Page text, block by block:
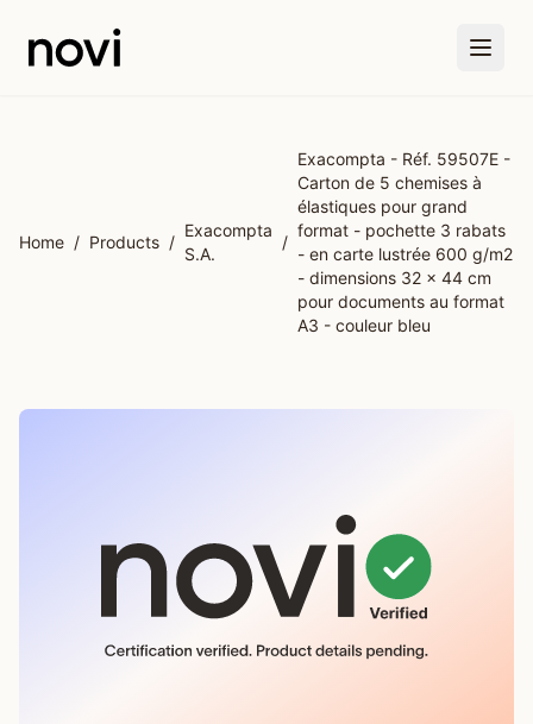
Home / Products /
Exacompta
S.A.
/
Exacompta - Réf. 59507E -
Carton de 5 chemises à
élastiques pour grand
format - pochette 3 rabats
- en carte lustrée 600 g/m2
- dimensions 32 x 44 cm
pour documents au format
A3 - couleur bleu